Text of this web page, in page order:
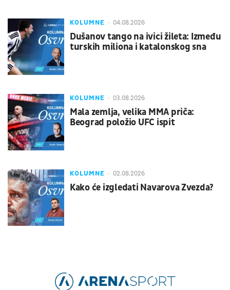
KOLUMNE 04.08.2026
Dušanov tango na ivici žileta: Između
turskih miliona i katalonskog sna
KOLUMNE 03.08.2026
Mala zemlja, velika MMA priča:
Beograd položio UFC ispit
KOLUMNE 02.08.2026
Kako će izgledati Navarova Zvezda?